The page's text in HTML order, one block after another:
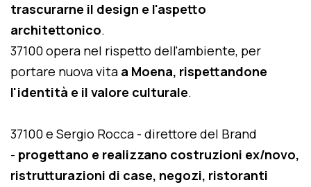
trascurarne il design e l'aspetto
architettonico.
37100 opera nel rispetto dell'ambiente, per
portare nuova vita a Moena, rispettandone
l'identità e il valore culturale.
37100 e Sergio Rocca - direttore del Brand
- progettano e realizzano costruzioni ex/novo,
ristrutturazioni di case, negozi, ristoranti